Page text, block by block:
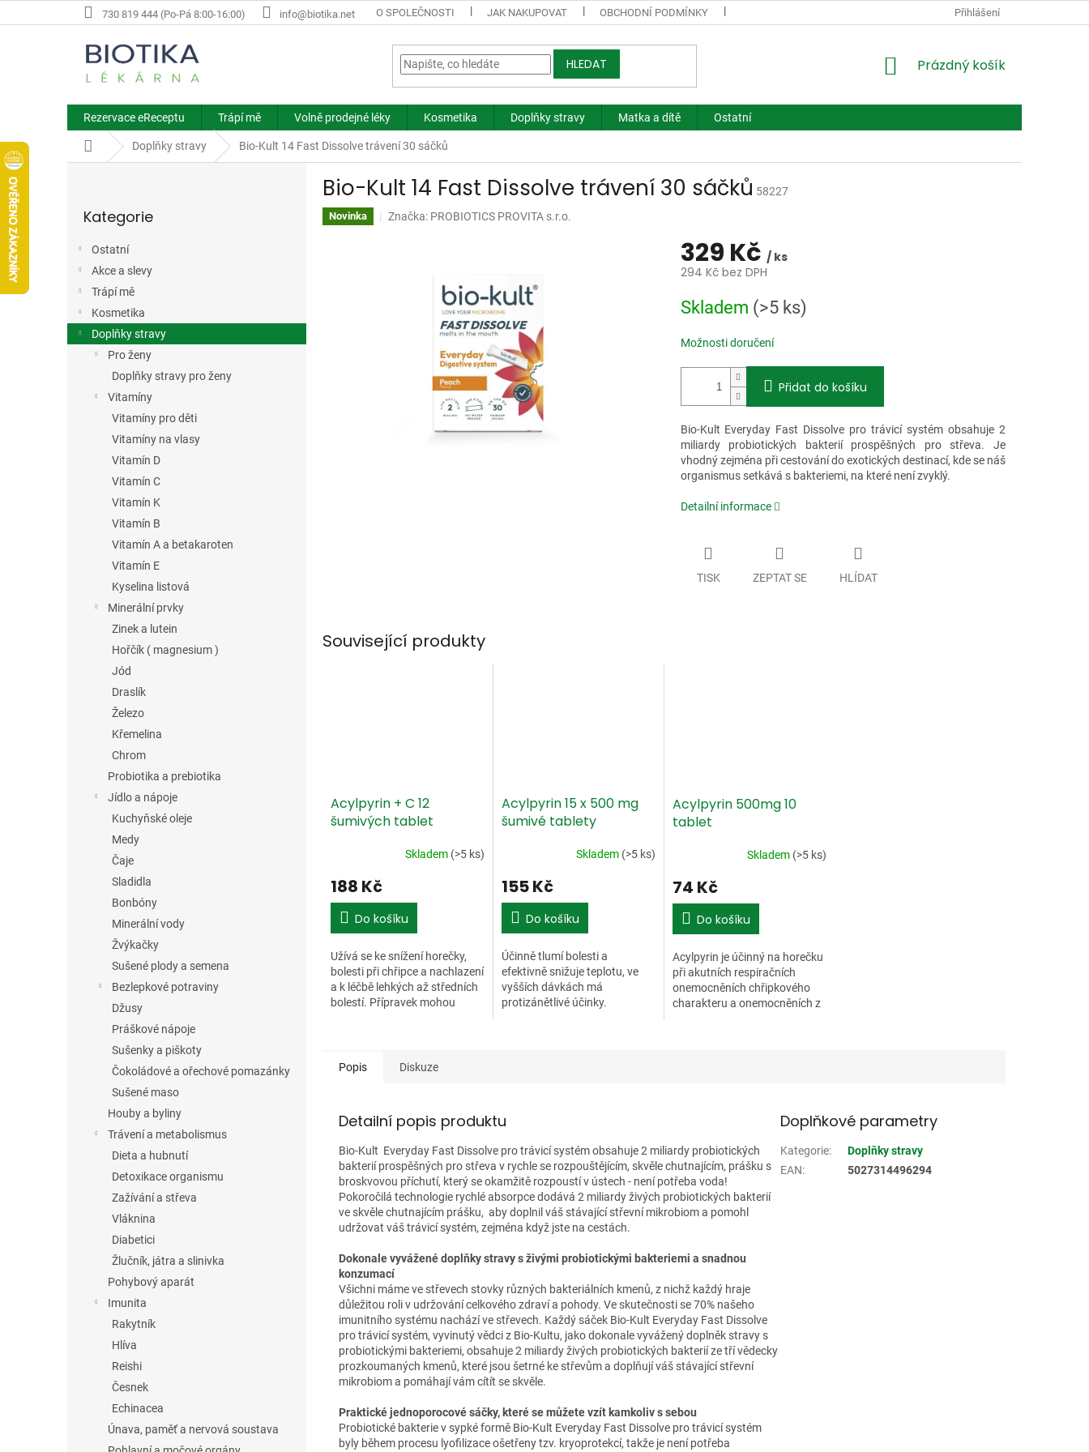
na
730 819 444 (Po-Pá 8:00-16:00) info@biotika.net O SPOLEČNOSTI JAK NAKUPOVAT OBCHODNÍ PODMÍNKY VPOIS
Přihlášení
HLEDAT
NÁKUPNÍ
Prázdný košík
Rezervace eReceptu Trápí mě Volně prodejné léky Kosmetika Doplňky stravy Matka a dítě Ostatní
Domů Doplňky stravy Bio-Kult 14 Fast Dissolve trávení 30 sáčků
a
kategorie
Kategorie
Ostatní
Akce a slevy
Trápí mě
Kosmetika
Doplňky stravy
Pro ženy
Doplňky stravy pro ženy
Vitamíny
Vitamíny pro děti
Vitamíny na vlasy
Vitamín D
Vitamín C
Vitamín K
Vitamín B
Vitamín A a betakaroten
Vitamín E
Kyselina listová
Minerální prvky
Zinek a lutein
Hořčík ( magnesium )
Jód
Draslík
Železo
Křemelina
Chrom
Probiotika a prebiotika
Jídlo a nápoje
Kuchyňské oleje
Medy
Čaje
Sladidla
Bonbóny
Minerální vody
Žvýkačky
Sušené plody a semena
Bezlepkové potraviny
Džusy
Práškové nápoje
Sušenky a piškoty
Čokoládové a ořechové pomazánky
Sušené maso
Houby a byliny
Trávení a metabolismus
Dieta a hubnutí
Detoxikace organismu
Zažívání a střeva
Vláknina
Diabetici
Žlučník, játra a slinivka
Pohybový aparát
Imunita
Rakytník
Hlíva
Reishi
Česnek
Echinacea
Únava, paměť a nervová soustava
Bio-Kult 14 Fast Dissolve trávení 30 sáčků 58227
Novinka Značka: PROBIOTICS PROVITA s.r.o.
329 Kč / ks
294 Kč bez DPH
cena:
Skladem (>5 ks)
Možnosti doručení
Přidat do košíku
Bio-Kult Everyday Fast Dissolve pro trávicí systém obsahuje 2
miliardy probiotických bakterií prospěšných pro střeva. Je
vhodný zejména při cestování do exotických destinací, kde se náš
organismus setkává s bakteriemi, na které není zvyklý.
Detailní informace
TISK ZEPTAT SE HLÍDAT
Související produkty
Acylpyrin + C 12
šumivých tablet
Skladem (>5 ks)
188 Kč
Do košíku
Užívá se ke snížení horečky,
bolesti při chřipce a nachlazení
a k léčbě lehkých až středních
bolestí. Přípravek mohou
Acylpyrin 15 x 500 mg
šumivé tablety
Skladem (>5 ks)
155 Kč
Do košíku
Účinně tlumí bolesti a
efektivně snižuje teplotu, ve
vyšších dávkách má
protizánětlivé účinky.
Acylpyrin 500mg 10
tablet
Skladem (>5 ks)
74 Kč
Do košíku
Acylpyrin je účinný na horečku
při akutních respiračních
onemocněních chřipkového
charakteru a onemocněních z
Popis
Diskuze
Detailní popis produktu
Bio-Kult Everyday Fast Dissolve pro trávicí systém obsahuje 2 miliardy probiotických
bakterií prospěšných pro střeva v rychle se rozpouštějícím, skvěle chutnajícím, prášku s
broskvovou příchutí, který se okamžitě rozpoustí v ústech - není potřeba voda!
Pokoročilá technologie rychlé absorpce dodává 2 miliardy živých probiotických bakterií
ve skvěle chutnajícím prášku, aby doplnil váš stávající střevní mikrobiom a pomohl
udržovat váš trávicí systém, zejména když jste na cestách.
Dokonale vyvážené doplňky stravy s živými probiotickými bakteriemi a snadnou
konzumací
Všichni máme ve střevech stovky různých bakteriálních kmenů, z nichž každý hraje
důležitou roli v udržování celkového zdraví a pohody. Ve skutečnosti se 70% našeho
imunitního systému nachází ve střevech. Každý sáček Bio-Kult Everyday Fast Dissolve
pro trávicí systém, vyvinutý vědci z Bio-Kultu, jako dokonale vyvážený doplněk stravy s
probiotickými bakteriemi, obsahuje 2 miliardy živých probiotických bakterií ze tří vědecky
prozkoumaných kmenů, které jsou šetrné ke střevům a doplňují váš stávající střevní
mikrobiom a pomáhají vám cítít se skvěle.
Praktické jednoporocové sáčky, které se můžete vzít kamkoliv s sebou
Probiotické bakterie v sypké formě Bio-Kult Everyday Fast Dissolve pro trávicí systém
byly během procesu lyofilizace ošetřeny tzv. kryoprotekcí, takže je není potřeba
Doplňkové parametry
Kategorie:
Doplňky stravy
EAN: 5027314496294